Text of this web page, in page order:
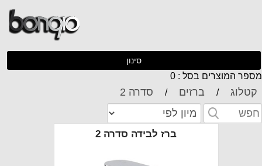
סינון
המוצרים בסל : 0
קטלוג / ברזים / סדרה 2
ברז לבידה סדרה 2